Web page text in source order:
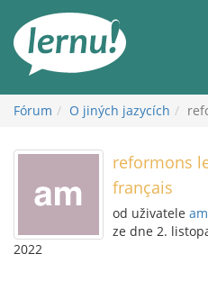
obsahu
Fórum O jiných jazycích
reformons
français
od uživatele
ze dne 2.
2022